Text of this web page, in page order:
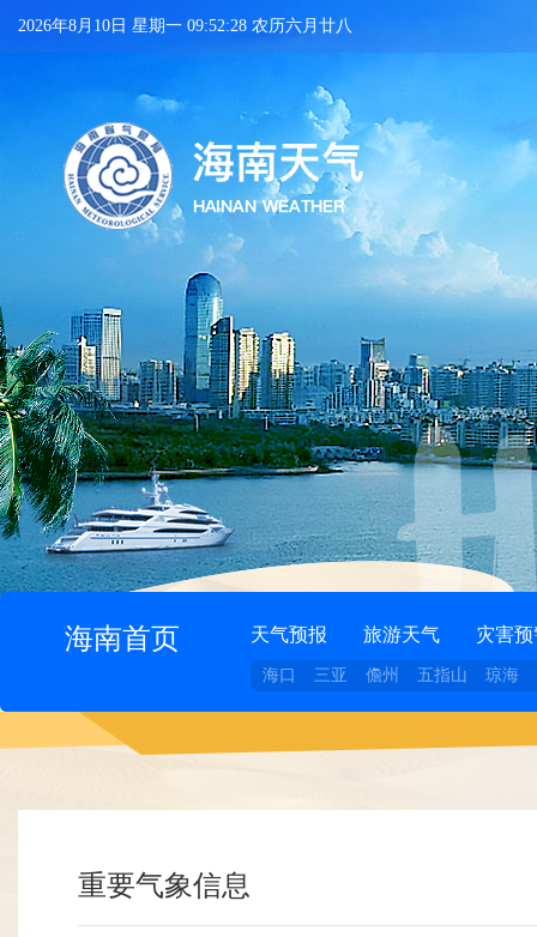
2026年8月10日 星期一 09:52:29 农历六月廿八
海南首页 天气预报 旅游天气 灾害
海口 三亚 儋州 五指山 琼海
重要气象信息